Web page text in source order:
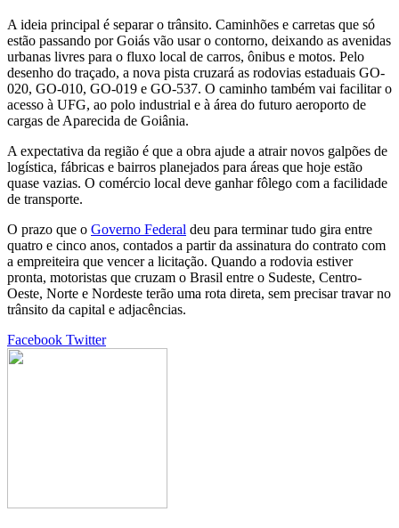
A ideia principal é separar o trânsito. Caminhões e carretas que só
estão passando por Goiás vão usar o contorno, deixando as avenidas
urbanas livres para o fluxo local de carros, ônibus e motos. Pelo
desenho do traçado, a nova pista cruzará as rodovias estaduais GO-
020, GO-010, GO-019 e GO-537. O caminho também vai facilitar o
acesso à UFG, ao polo industrial e à área do futuro aeroporto de
cargas de Aparecida de Goiânia.
A expectativa da região é que a obra ajude a atrair novos galpões de
logística, fábricas e bairros planejados para áreas que hoje estão
quase vazias. O comércio local deve ganhar fôlego com a facilidade
de transporte.
O prazo que o Governo Federal deu para terminar tudo gira entre
quatro e cinco anos, contados a partir da assinatura do contrato com
a empreiteira que vencer a licitação. Quando a rodovia estiver
pronta, motoristas que cruzam o Brasil entre o Sudeste, Centro-
Oeste, Norte e Nordeste terão uma rota direta, sem precisar travar no
trânsito da capital e adjacências.
Facebook TwitterGoogle+
LinkedIn
StumbleUpon
Tumblr
Pinterest
Reddit
VKontakte
Share
Print